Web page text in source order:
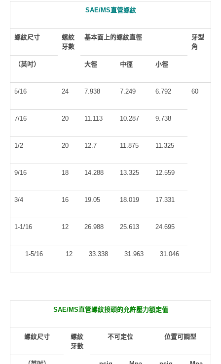
SAE/MS直管螺紋
螺紋尺寸
螺紋
牙數
基本面上的螺紋直徑
牙型
角
（英吋） 大徑 中徑 小徑
5/16 24 7.938 7.249 6.792 60
7/16 20 11.113 10.287 9.738
1/2 20 12.7 11.875 11.325
9/16 18 14.288 13.325 12.559
3/4 16 19.05 18.019 17.331
1-1/16 12 26.988 25.613 24.695
1-5/16 12 33.338 31.963 31.046
SAE/MS直管螺紋接頭的允許壓力額定值
螺紋尺寸
螺紋
牙數
不可定位 位置可調型